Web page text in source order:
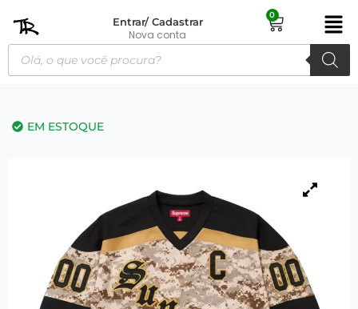
Entrar/ Cadastrar
Nova conta
0
EM ESTOQUE